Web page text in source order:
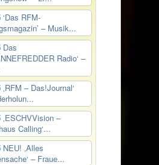
‘Das RFM-
– Musik...
Das
Radio‘ –
‚RFM – Das!Journal‘
‚ESCHVVision –
Calling‘...
NEU! ‚Alles
– Fraue...